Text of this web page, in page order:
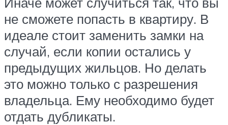
не сможете попасть в квартиру. В
идеале стоит заменить замки на
случай, если копии остались у
предыдущих жильцов. Но делать
это можно только с разрешения
владельца. Ему необходимо будет
отдать дубликаты.